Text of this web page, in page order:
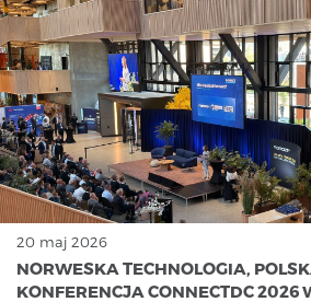
20 maj 2026
NORWESKA TECHNOLOGIA,
KONFERENCJA CONNECTDC 2026